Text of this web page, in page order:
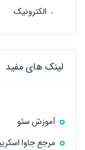
الکترونیک
لینک های مفید
آموزش سئو
مرجع جاوا